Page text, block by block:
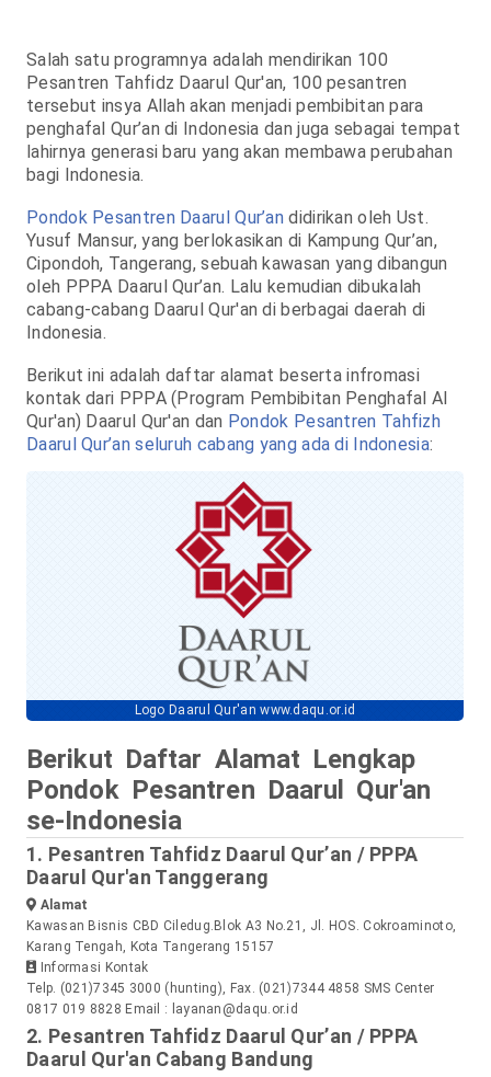
Salah satu programnya adalah mendirikan 100
Pesantren Tahfidz Daarul Qur'an, 100 pesantren
tersebut insya Allah akan menjadi pembibitan para
penghafal Qur’an di Indonesia dan juga sebagai tempat
lahirnya generasi baru yang akan membawa perubahan
bagi Indonesia.
Pondok Pesantren Daarul Qur’an didirikan oleh Ust.
Yusuf Mansur, yang berlokasikan di Kampung Qur’an,
Cipondoh, Tangerang, sebuah kawasan yang dibangun
oleh PPPA Daarul Qur’an. Lalu kemudian dibukalah
cabang-cabang Daarul Qur'an di berbagai daerah di
Indonesia.
Berikut ini adalah daftar alamat beserta infromasi
kontak dari PPPA (Program Pembibitan Penghafal Al
Qur'an) Daarul Qur'an dan Pondok Pesantren Tahfizh
Daarul Qur’an seluruh cabang yang ada di Indonesia:
Logo Daarul Qur'an www.daqu.or.id
Berikut Daftar Alamat Lengkap
Pondok Pesantren Daarul Qur'an
se-Indonesia
1. Pesantren Tahfidz Daarul Qur’an / PPPA
Daarul Qur'an Tanggerang
Alamat
Kawasan Bisnis CBD Ciledug.Blok A3 No.21, Jl. HOS. Cokroaminoto,
Karang Tengah, Kota Tangerang 15157
Informasi Kontak
Telp. (021)7345 3000 (hunting), Fax. (021)7344 4858 SMS Center
0817 019 8828 Email : layanan@daqu.or.id
2. Pesantren Tahfidz Daarul Qur’an / PPPA
Daarul Qur'an Cabang Bandung